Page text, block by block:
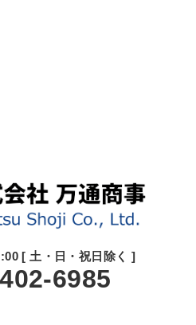
[ 土・日・祝日除く ]
6985